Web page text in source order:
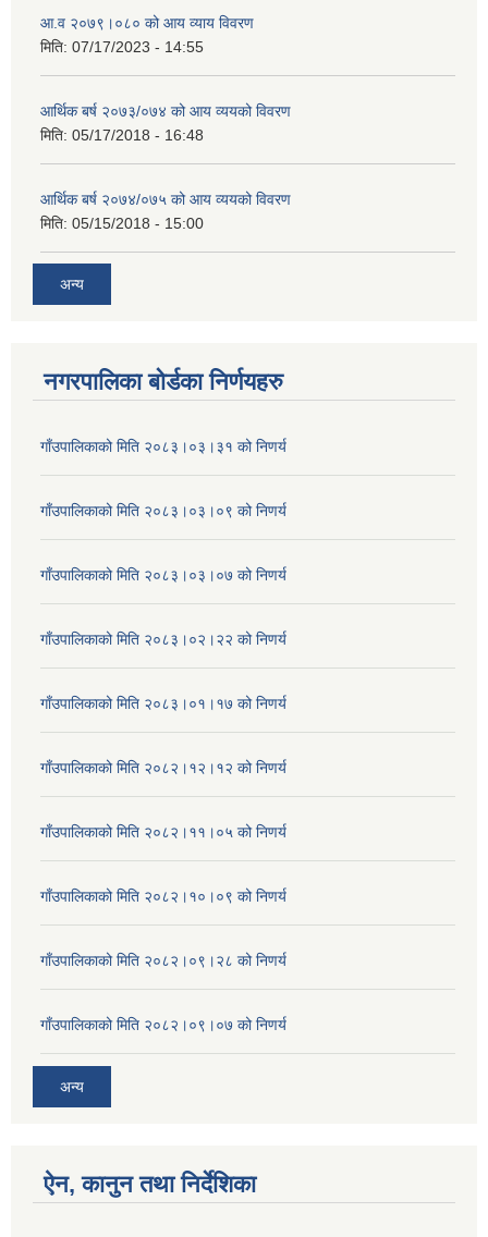
आ.व २०७९।०८० को आय व्याय विवरण
मिति: 07/17/2023 - 14:55
आर्थिक बर्ष २०७३/०७४ को आय व्ययको विवरण
मिति: 05/17/2018 - 16:48
आर्थिक बर्ष २०७४/०७५ को आय व्ययको विवरण
मिति: 05/15/2018 - 15:00
अन्य
नगरपालिका बोर्डका निर्णयहरु
गाँउपालिकाको मिति २०८३।०३।३१ को निणर्य
गाँउपालिकाको मिति २०८३।०३।०९ को निणर्य
गाँउपालिकाको मिति २०८३।०३।०७ को निणर्य
गाँउपालिकाको मिति २०८३।०२।२२ को निणर्य
गाँउपालिकाको मिति २०८३।०१।१७ को निणर्य
गाँउपालिकाको मिति २०८२।१२।१२ को निणर्य
गाँउपालिकाको मिति २०८२।११।०५ को निणर्य
गाँउपालिकाको मिति २०८२।१०।०९ को निणर्य
गाँउपालिकाको मिति २०८२।०९।२८ को निणर्य
गाँउपालिकाको मिति २०८२।०९।०७ को निणर्य
अन्य
ऐन, कानुन तथा निर्देशिका